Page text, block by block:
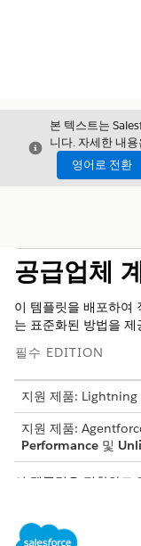
닫기
본 텍스트는
니다. 자세한 내용
영어로 전환
공급업체
이 템플릿을 배포하여
는 표준화된 방법을 제
필수 EDITION
지원 제품:
지원 제품:
Performance 및
이 템플릿은 정확하고